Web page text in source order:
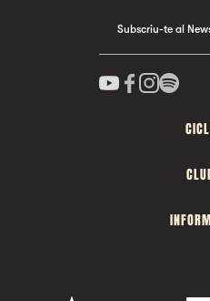
Subscriu-te al